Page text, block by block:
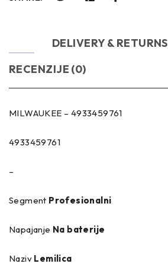
DELIVERY & RETURNS
RECENZIJE (0)
MILWAUKEE – 4933459761
4933459761
–
Segment Profesionalni
Napajanje Na baterije
Naziv Lemilica